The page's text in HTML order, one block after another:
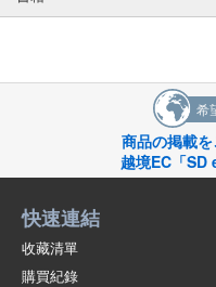
希
商品の掲載
越境EC「
快速連結
收藏清單
購買紀錄